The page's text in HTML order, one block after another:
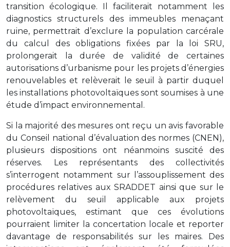
transition écologique. Il faciliterait notamment les
diagnostics structurels des immeubles menaçant
ruine, permettrait d’exclure la population carcérale
du calcul des obligations fixées par la loi SRU,
prolongerait la durée de validité de certaines
autorisations d’urbanisme pour les projets d’énergies
renouvelables et relèverait le seuil à partir duquel
les installations photovoltaïques sont soumises à une
étude d’impact environnemental.
Si la majorité des mesures ont reçu un avis favorable
du Conseil national d’évaluation des normes (CNEN),
plusieurs dispositions ont néanmoins suscité des
réserves. Les représentants des collectivités
s’interrogent notamment sur l’assouplissement des
procédures relatives aux SRADDET ainsi que sur le
relèvement du seuil applicable aux projets
photovoltaïques, estimant que ces évolutions
pourraient limiter la concertation locale et reporter
davantage de responsabilités sur les maires. Des